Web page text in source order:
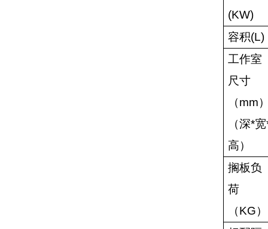
(KW)
容积(L)
工作室
尺寸
（mm
（深*宽
高）
搁板负
荷
（KG）